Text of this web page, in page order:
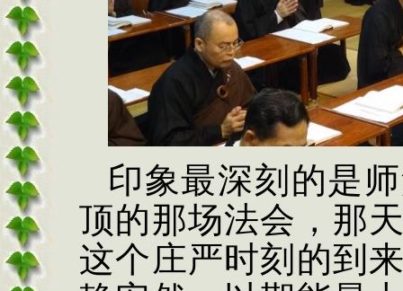
印象最深刻的是
顶的那场法会，那
这个庄严时刻的到